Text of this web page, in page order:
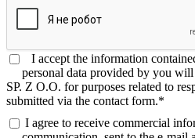
I accept the information
personal data provided by you
SP. Z O.O. for purposes related to
submitted via the contact form.*
I agree to receive commercial